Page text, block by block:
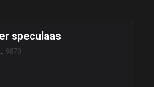
speculaas
9870